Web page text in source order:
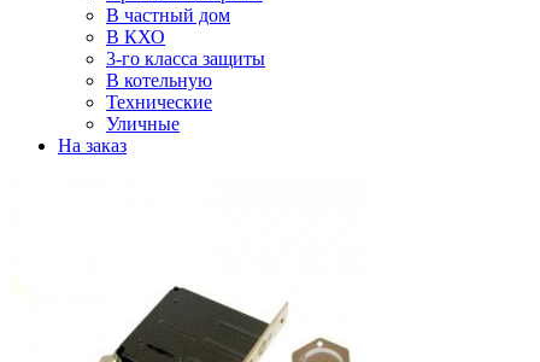
В частный дом
В КХО
3-го класса защиты
В котельную
Технические
Уличные
На заказ